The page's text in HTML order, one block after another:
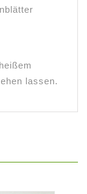
lassen.